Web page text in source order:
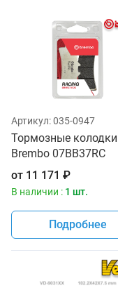
Артикул:035-0947
Тормозные колодки
Brembo 07BB37RC
от 11 171 ₽
В наличии : 1 шт.
Подробнее